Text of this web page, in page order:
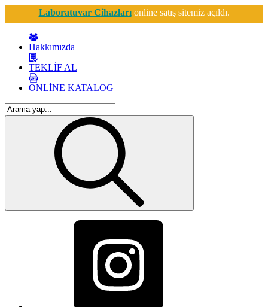
Laboratuvar Cihazlarıonline satış sitemiz açıldı.
Hakkımızda
TEKLİF AL
ONLİNE KATALOG